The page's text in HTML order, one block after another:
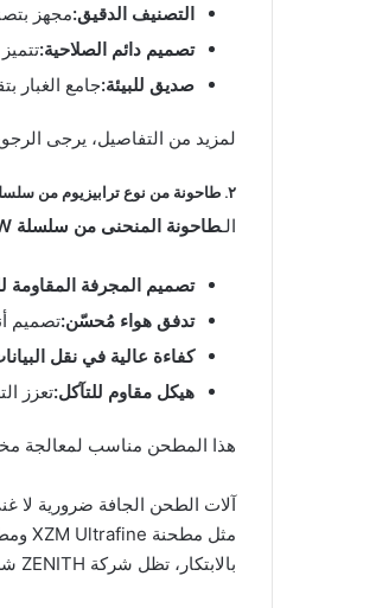
التصنيف الدقيق:مجهز
تصميم دائم الصلاحية:
صديق للبيئة:جامع الغبار
لمزيد من التفاصيل، يرجى
٢. طاحونة من نوع ترابيزيوم من سلسلة MTW
الـطاحونة المنحنى من سلسلة MTW
تصميم المجرفة المقاومة
تدفق هواء مُحسّن:تصميم
كفاءة عالية في نقل
هيكل مقاوم للتآكل:تعزز
هذا المطحن مناسب لمعالجة
بالابتكار، تظل شركة ZENITH شريكاً موثوقاً في صناعة التعدين والطحن العالمية.